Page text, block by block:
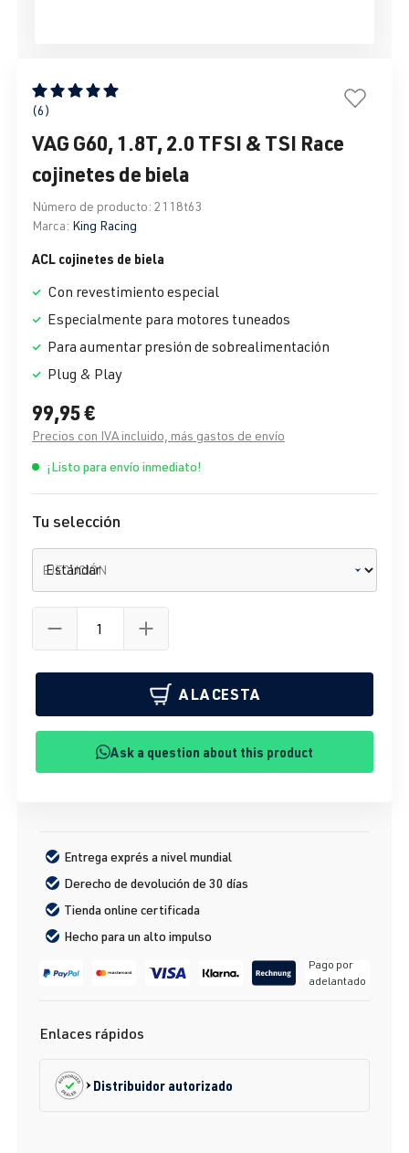
Calificación promedio de 5 de 5 estrellas
(6)
VAG G60, 1.8T, 2.0 TFSI & TSI Race
cojinetes de biela
Número de producto: 2118t63
Marca: King Racing
ACL cojinetes de biela
Con revestimiento especial
Especialmente para motores tuneados
Para aumentar presión de sobrealimentación
Plug & Play
99,95 €
Precios con IVA incluido, más gastos de envío
¡Listo para envío inmediato!
Tu selección
EJECUCIÓN
A LA CESTA
Ask a question about this product
Entrega exprés a nivel mundial
Derecho de devolución de 30 días
Tienda online certificada
Hecho para un alto impulso
Pago por
adelantado
Enlaces rápidos
Distribuidor autorizado